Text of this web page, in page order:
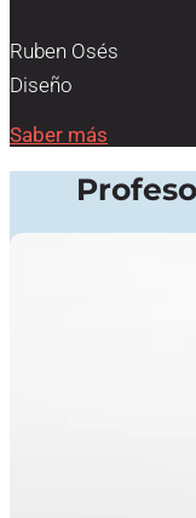
Ruben Osés
Diseño
Saber más